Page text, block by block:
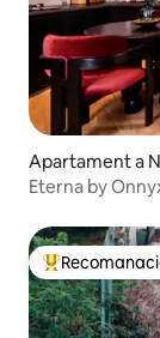
Apartament a
Eterna by
Principals